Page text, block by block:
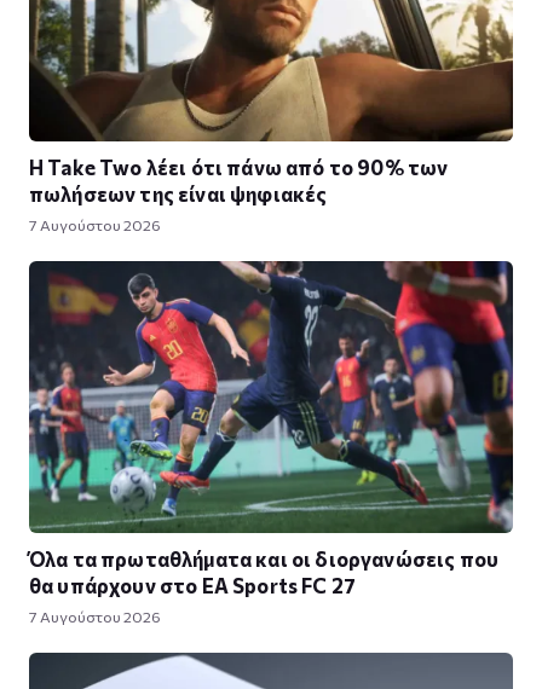
Η Take Twο λέει ότι πάνω από το 90% των
πωλήσεων της είναι ψηφιακές
7 Αυγούστου 2026
Όλα τα πρωταθλήματα και οι διοργανώσεις που
θα υπάρχουν στο EA Sports FC 27
7 Αυγούστου 2026